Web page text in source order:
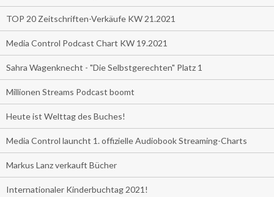
TOP 20 Zeitschriften-Verkäufe KW 21.2021
Media Control Podcast Chart KW 19.2021
Sahra Wagenknecht - "Die Selbstgerechten" Platz 1
Millionen Streams Podcast boomt
Heute ist Welttag des Buches!
Media Control launcht 1. offizielle Audiobook Streaming-Charts
Markus Lanz verkauft Bücher
Internationaler Kinderbuchtag 2021!